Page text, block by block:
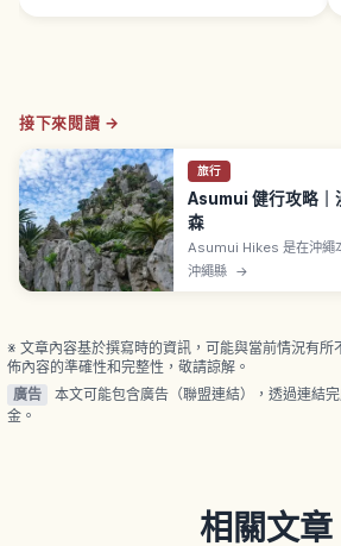
接下來閱讀 →
旅行
Asumui 健行攻略｜
森
Asumui Hikes 是在沖繩
（Yanbaru），一邊接觸
沖繩縣 →
※ 文章內容基於撰寫時的資訊，可能與當前情況有所
佈內容的準確性和完整性，敬請諒解。
廣告
本文可能包含廣告（聯盟連結），透過連結
金。
相關文章